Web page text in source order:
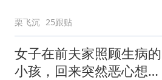
栗飞沉 25跟贴
女子在前夫家照顾生病的
小孩，回来突然恶心想